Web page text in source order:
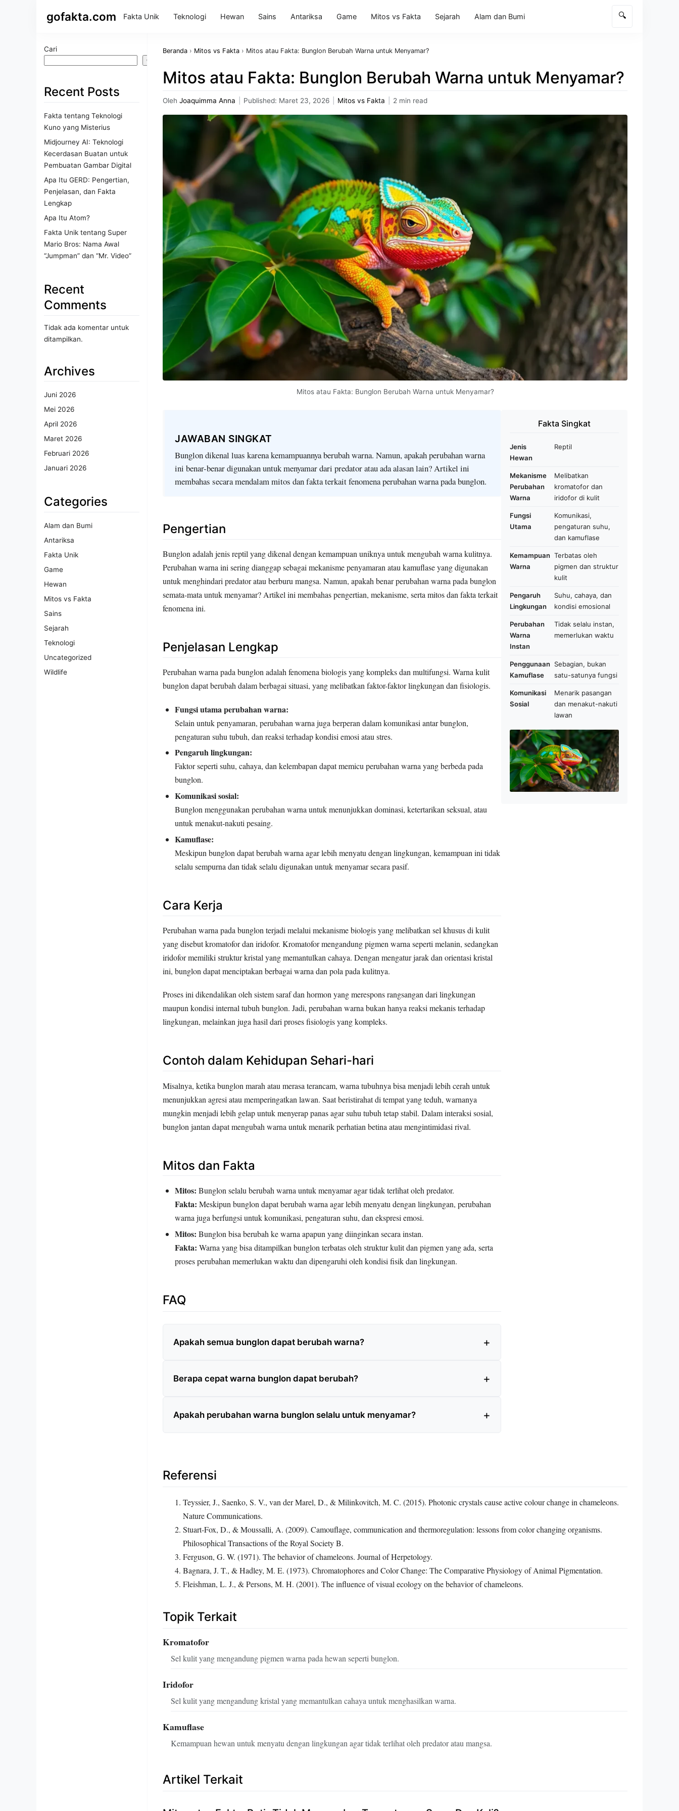
gofakta.com Fakta Unik Teknologi Hewan Sains Antariksa Game Mitos vs Fakta Sejarah Alam dan Bumi 🔍
Cari
Cari
Recent Posts
Fakta tentang Teknologi
Kuno yang Misterius
Midjourney AI: Teknologi
Kecerdasan Buatan untuk
Pembuatan Gambar Digital
Apa Itu GERD: Pengertian,
Penjelasan, dan Fakta
Lengkap
Apa Itu Atom?
Fakta Unik tentang Super
Mario Bros: Nama Awal
“Jumpman” dan “Mr. Video”
Recent
Comments
Tidak ada komentar untuk
ditampilkan.
Archives
Juni 2026
Mei 2026
April 2026
Maret 2026
Februari 2026
Januari 2026
Categories
Alam dan Bumi
Antariksa
Fakta Unik
Game
Hewan
Mitos vs Fakta
Sains
Sejarah
Teknologi
Uncategorized
Wildlife
Beranda › Mitos vs Fakta › Mitos atau Fakta: Bunglon Berubah Warna untuk Menyamar?
Mitos atau Fakta: Bunglon Berubah Warna untuk Menyamar?
Oleh Joaquimma Anna Published: Maret 23, 2026 Mitos vs Fakta 2 min read
Mitos atau Fakta: Bunglon Berubah Warna untuk Menyamar?
JAWABAN SINGKAT
Bunglon dikenal luas karena kemampuannya berubah warna. Namun, apakah perubahan warna
ini benar-benar digunakan untuk menyamar dari predator atau ada alasan lain? Artikel ini
membahas secara mendalam mitos dan fakta terkait fenomena perubahan warna pada bunglon.
Pengertian
Bunglon adalah jenis reptil yang dikenal dengan kemampuan uniknya untuk mengubah warna kulitnya.
Perubahan warna ini sering dianggap sebagai mekanisme penyamaran atau kamuflase yang digunakan
untuk menghindari predator atau berburu mangsa. Namun, apakah benar perubahan warna pada bunglon
semata-mata untuk menyamar? Artikel ini membahas pengertian, mekanisme, serta mitos dan fakta terkait
fenomena ini.
Penjelasan Lengkap
Perubahan warna pada bunglon adalah fenomena biologis yang kompleks dan multifungsi. Warna kulit
bunglon dapat berubah dalam berbagai situasi, yang melibatkan faktor-faktor lingkungan dan fisiologis.
Fungsi utama perubahan warna:
Selain untuk penyamaran, perubahan warna juga berperan dalam komunikasi antar bunglon,
pengaturan suhu tubuh, dan reaksi terhadap kondisi emosi atau stres.
Pengaruh lingkungan:
Faktor seperti suhu, cahaya, dan kelembapan dapat memicu perubahan warna yang berbeda pada
bunglon.
Komunikasi sosial:
Bunglon menggunakan perubahan warna untuk menunjukkan dominasi, ketertarikan seksual, atau
untuk menakut-nakuti pesaing.
Kamuflase:
Meskipun bunglon dapat berubah warna agar lebih menyatu dengan lingkungan, kemampuan ini tidak
selalu sempurna dan tidak selalu digunakan untuk menyamar secara pasif.
Cara Kerja
Perubahan warna pada bunglon terjadi melalui mekanisme biologis yang melibatkan sel khusus di kulit
yang disebut kromatofor dan iridofor. Kromatofor mengandung pigmen warna seperti melanin, sedangkan
iridofor memiliki struktur kristal yang memantulkan cahaya. Dengan mengatur jarak dan orientasi kristal
ini, bunglon dapat menciptakan berbagai warna dan pola pada kulitnya.
Proses ini dikendalikan oleh sistem saraf dan hormon yang merespons rangsangan dari lingkungan
maupun kondisi internal tubuh bunglon. Jadi, perubahan warna bukan hanya reaksi mekanis terhadap
lingkungan, melainkan juga hasil dari proses fisiologis yang kompleks.
Contoh dalam Kehidupan Sehari-hari
Misalnya, ketika bunglon marah atau merasa terancam, warna tubuhnya bisa menjadi lebih cerah untuk
menunjukkan agresi atau memperingatkan lawan. Saat beristirahat di tempat yang teduh, warnanya
mungkin menjadi lebih gelap untuk menyerap panas agar suhu tubuh tetap stabil. Dalam interaksi sosial,
bunglon jantan dapat mengubah warna untuk menarik perhatian betina atau mengintimidasi rival.
Mitos dan Fakta
Mitos: Bunglon selalu berubah warna untuk menyamar agar tidak terlihat oleh predator.
Fakta: Meskipun bunglon dapat berubah warna agar lebih menyatu dengan lingkungan, perubahan
warna juga berfungsi untuk komunikasi, pengaturan suhu, dan ekspresi emosi.
Mitos: Bunglon bisa berubah ke warna apapun yang diinginkan secara instan.
Fakta: Warna yang bisa ditampilkan bunglon terbatas oleh struktur kulit dan pigmen yang ada, serta
proses perubahan memerlukan waktu dan dipengaruhi oleh kondisi fisik dan lingkungan.
FAQ
Apakah semua bunglon dapat berubah warna?
Berapa cepat warna bunglon dapat berubah?
Apakah perubahan warna bunglon selalu untuk menyamar?
Fakta Singkat
Jenis
Hewan
Reptil
Mekanisme
Perubahan
Warna
Melibatkan
kromatofor dan
iridofor di kulit
Fungsi
Utama
Komunikasi,
pengaturan suhu,
dan kamuflase
Kemampuan
Warna
Terbatas oleh
pigmen dan struktur
kulit
Pengaruh
Lingkungan
Suhu, cahaya, dan
kondisi emosional
Perubahan
Warna
Instan
Tidak selalu instan,
memerlukan waktu
Penggunaan
Kamuflase
Sebagian, bukan
satu-satunya fungsi
Komunikasi
Sosial
Menarik pasangan
dan menakut-nakuti
lawan
Referensi
Teyssier, J., Saenko, S. V., van der Marel, D., & Milinkovitch, M. C. (2015). Photonic crystals cause active colour change in chameleons.
Nature Communications.
Stuart-Fox, D., & Moussalli, A. (2009). Camouflage, communication and thermoregulation: lessons from color changing organisms.
Philosophical Transactions of the Royal Society B.
Ferguson, G. W. (1971). The behavior of chameleons. Journal of Herpetology.
Bagnara, J. T., & Hadley, M. E. (1973). Chromatophores and Color Change: The Comparative Physiology of Animal Pigmentation.
Fleishman, L. J., & Persons, M. H. (2001). The influence of visual ecology on the behavior of chameleons.
Topik Terkait
Kromatofor
Sel kulit yang mengandung pigmen warna pada hewan seperti bunglon.
Iridofor
Sel kulit yang mengandung kristal yang memantulkan cahaya untuk menghasilkan warna.
Kamuflase
Kemampuan hewan untuk menyatu dengan lingkungan agar tidak terlihat oleh predator atau mangsa.
Artikel Terkait